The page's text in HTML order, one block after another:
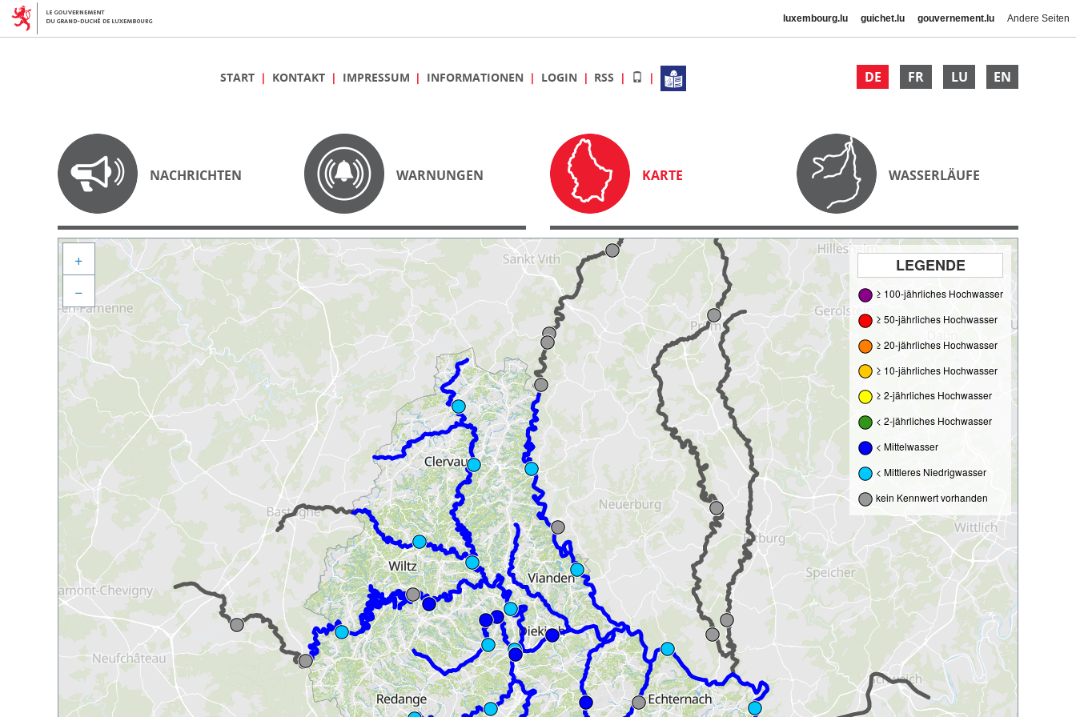
luxembourg.lu guichet.lu gouvernement.lu Andere Seiten
DE FR LU EN
START KONTAKT IMPRESSUM INFORMATIONEN LOGIN RSS
NACHRICHTEN WARNUNGEN KARTE WASSERLÄUFE
LEGENDE
≥ 100-jährliches Hochwasser
≥ 50-jährliches Hochwasser
≥ 20-jährliches Hochwasser
≥ 10-jährliches Hochwasser
≥ 2-jährliches Hochwasser
< 2-jährliches Hochwasser
< Mittelwasser
< Mittleres Niedrigwasser
kein Kennwert vorhanden
+
−